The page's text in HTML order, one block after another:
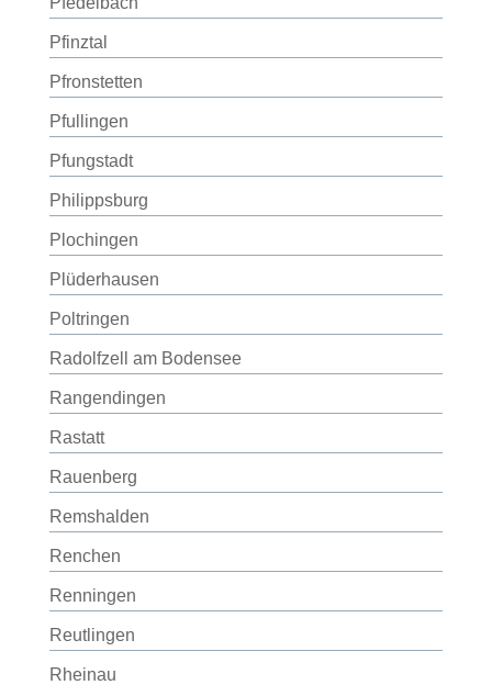
Pfinztal
Pfronstetten
Pfullingen
Pfungstadt
Philippsburg
Plochingen
Plüderhausen
Poltringen
Radolfzell am Bodensee
Rangendingen
Rastatt
Rauenberg
Remshalden
Renchen
Renningen
Reutlingen
Rheinau